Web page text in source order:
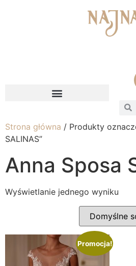
Strona główna / Produkty
SALINAS”
Anna Sposa
Wyświetlanie jednego wyniku
Promocja!